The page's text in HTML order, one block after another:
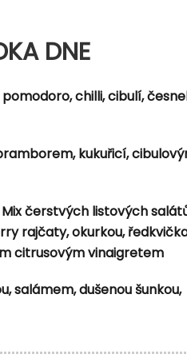
DNE
a parmezánem
ementál) s
DNE
chilli, cibulí,
kukuřicí,
čerstvých listových
rajčaty, okurkou,
citrusovým vinaigretem
salámem, dušenou šunkou,